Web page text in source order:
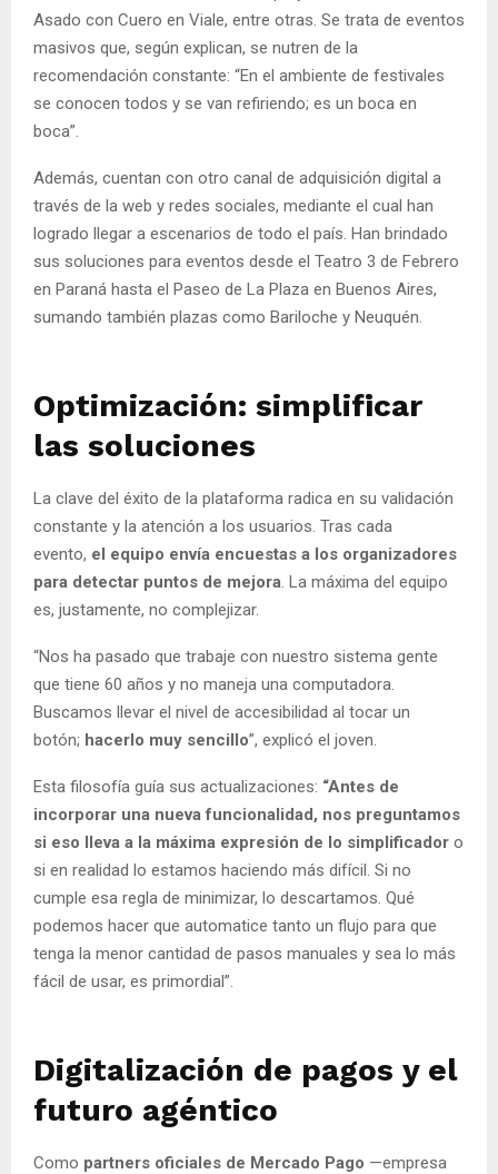
Asado con Cuero en Viale, entre otras. Se trata de eventos
masivos que, según explican, se nutren de la
recomendación constante: “En el ambiente de festivales
se conocen todos y se van refiriendo; es un boca en
boca”.
Además, cuentan con otro canal de adquisición digital a
través de la web y redes sociales, mediante el cual han
logrado llegar a escenarios de todo el país. Han brindado
sus soluciones para eventos desde el Teatro 3 de Febrero
en Paraná hasta el Paseo de La Plaza en Buenos Aires,
sumando también plazas como Bariloche y Neuquén.
Optimización: simplificar
las soluciones
La clave del éxito de la plataforma radica en su validación
constante y la atención a los usuarios. Tras cada
evento, el equipo envía encuestas a los organizadores
para detectar puntos de mejora . La máxima del equipo
es, justamente, no complejizar.
“Nos ha pasado que trabaje con nuestro sistema gente
que tiene 60 años y no maneja una computadora.
Buscamos llevar el nivel de accesibilidad al tocar un
botón; hacerlo muy sencillo”, explicó el joven.
Esta filosofía guía sus actualizaciones: “Antes de
incorporar una nueva funcionalidad, nos preguntamos
si eso lleva a la máxima expresión de lo simplificador o
si en realidad lo estamos haciendo más difícil. Si no
cumple esa regla de minimizar, lo descartamos. Qué
podemos hacer que automatice tanto un flujo para que
tenga la menor cantidad de pasos manuales y sea lo más
fácil de usar, es primordial”.
Digitalización de pagos y el
futuro agéntico
Como partners oficiales de Mercado Pago —empresa